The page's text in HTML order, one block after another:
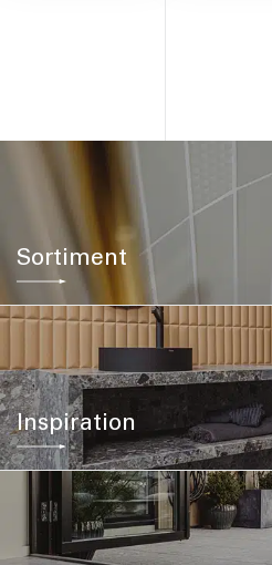
Sortiment
Inspiration